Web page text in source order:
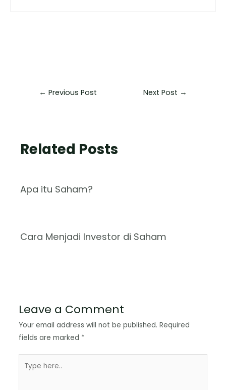
← Previous Post Next Post →
Related Posts
Apa itu Saham?
Cara Menjadi Investor di Saham
Leave a Comment
Your email address will not be published. Required
fields are marked *